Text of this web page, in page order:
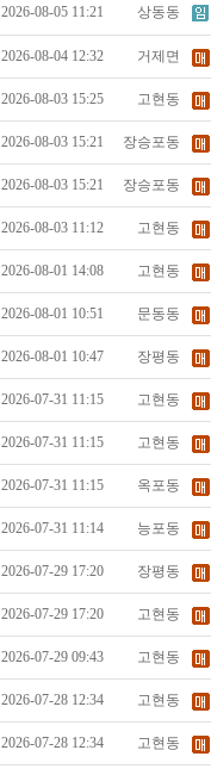
2026-08-05 11:21 상동동
2026-08-04 12:32 거제면
2026-08-03 15:25 고현동
2026-08-03 15:21 장승포동
2026-08-03 15:21 장승포동
2026-08-03 11:12 고현동
2026-08-01 14:08 고현동
2026-08-01 10:51 문동동
2026-08-01 10:47 장평동
2026-07-31 11:15 고현동
2026-07-31 11:15 고현동
2026-07-31 11:15 옥포동
2026-07-31 11:14 능포동
2026-07-29 17:20 장평동
2026-07-29 17:20 고현동
2026-07-29 09:43 고현동
2026-07-28 12:34 고현동
2026-07-28 12:34 고현동